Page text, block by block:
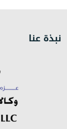
نبذة عنا